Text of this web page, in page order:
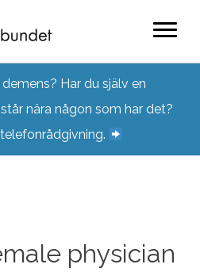
Har du själv en
nära någon som har det?
physician